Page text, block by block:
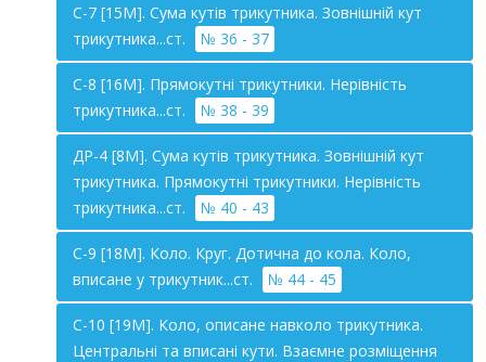
С-7 [15М]. Сума кутів трикутника. Зовнішній кут
трикутника...ст.
№ 36 - 37
С-8 [16М]. Прямокутні трикутники. Нерівність
трикутника...ст.
№ 38 - 39
ДР-4 [8М]. Сума кутів трикутника. Зовнішній кут
трикутника. Прямокутні трикутники. Нерівність
трикутника...ст.
№ 40 - 43
С-9 [18М]. Коло. Круг. Дотична до кола. Коло,
вписане у трикутник...ст.
№ 44 - 45
С-10 [19М]. Коло, описане навколо трикутника.
Центральні та вписані кути. Взаємне розміщення